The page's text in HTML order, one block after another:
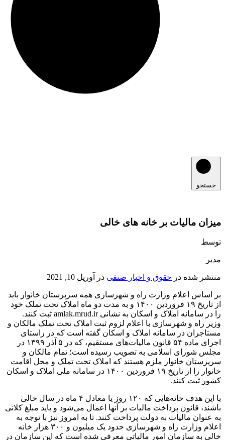
جستجو
میزان مالیات بر خانه های خالی
توسط
مدیر
منتشر شده در حقوق و اخبار صنفی در آوریل 10, 2021
بر اساس اعلام وزارت راه و شهرسازی همه سرپرستان خانوار باید
از تاریخ ۱۹ فروردین ۱۴۰۰ و به مدت دو ماه املاک تحت تملک خود
را در سامانه املاک و اسکان به نشانی amlak.mrud.ir ثبت کنند.
وزیر راه و شهرسازی با اعلام لزوم ثبت املاک تحت تملک مالکان و
مستاجران در سامانه املاک و اسکان گفته است که در راستای
اجرای ماده ۵۴ قانون مالیات‌های مستقیم، که در ۵ آذر ۱۳۹۹ در
مجلس شورای اسلامی به تصویب رسیده است؛ تمام مالکان و
سرپرستان خانوار ملزم هستند که املاک تحت تملک و محل اقامت
خانوار را از تاریخ ۱۹ فروردین ۱۴۰۰ در سامانه ملی املاک و اسکان
کشور ثبت کنند.
با این هدف خانه‌هایی که ۱۲۰ روز یا معادل ۴ ماه در سال خالی
باشند، قانون پرداخت مالیات بر آنها اعمال می‌شود و باید مبلغ کلانی
به عنوان مالیات به دولت پرداخت کنند. تا به امروز نیز با توجه به
اعلام وزارت راه و شهرسازی حدود یک میلیون و ۳۰۰ هزار خانه
خالی به سازمان امور مالیاتی معرفی شده است که این سازمان در